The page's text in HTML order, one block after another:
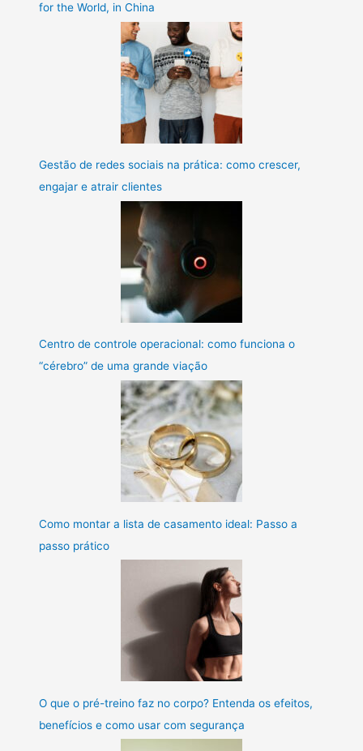
for the World, in China
Gestão de redes sociais na prática: como crescer,
engajar e atrair clientes
Centro de controle operacional: como funciona o
“cérebro” de uma grande viação
Como montar a lista de casamento ideal: Passo a
passo prático
O que o pré-treino faz no corpo? Entenda os efeitos,
benefícios e como usar com segurança